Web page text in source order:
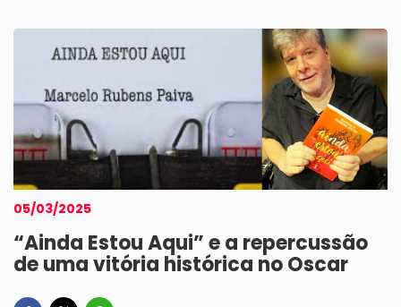
05/03/2025
“Ainda Estou Aqui” e a repercussão
de uma vitória histórica no Oscar